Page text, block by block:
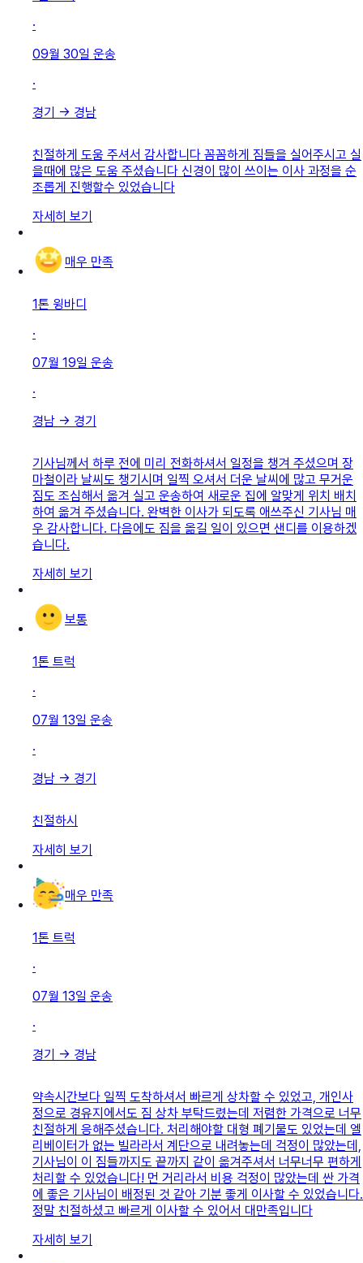
·
09월 30일 운송
·
경기 → 경남
친절하게 도움 주셔서 감사합니다 꼼꼼하게 짐들을 실어주시고 실
을때에 많은 도움 주셨습니다 신경이 많이 쓰이는 이사 과정을 순
조롭게 진행할수 있었습니다
자세히 보기
매우 만족
1톤 윙바디
·
07월 19일 운송
·
경남 → 경기
기사님께서 하루 전에 미리 전화하셔서 일정을 챙겨 주셨으며 장
마철이라 날씨도 챙기시며 일찍 오셔서 더운 날씨에 많고 무거운
짐도 조심해서 옮겨 실고 운송하여 새로운 집에 알맞게 위치 배치
하여 옮겨 주셨습니다. 완벽한 이사가 되도록 애쓰주신 기사님 매
우 감사합니다. 다음에도 짐을 옮길 일이 있으면 샌디를 이용하겠
습니다.
자세히 보기
보통
1톤 트럭
·
07월 13일 운송
·
경남 → 경기
친절하시
자세히 보기
매우 만족
1톤 트럭
·
07월 13일 운송
·
경기 → 경남
약속시간보다 일찍 도착하셔서 빠르게 상차할 수 있었고, 개인사
정으로 경유지에서도 짐 상차 부탁드렸는데 저렴한 가격으로 너무
친절하게 응해주셨습니다. 처리해야할 대형 폐기물도 있었는데 엘
리베이터가 없는 빌라라서 계단으로 내려놓는데 걱정이 많았는데,
기사님이 이 짐들까지도 끝까지 같이 옮겨주셔서 너무너무 편하게
처리할 수 있었습니다! 먼 거리라서 비용 걱정이 많았는데 싼 가격
에 좋은 기사님이 배정된 것 같아 기분 좋게 이사할 수 있었습니다.
정말 친절하셨고 빠르게 이사할 수 있어서 대만족입니다
자세히 보기